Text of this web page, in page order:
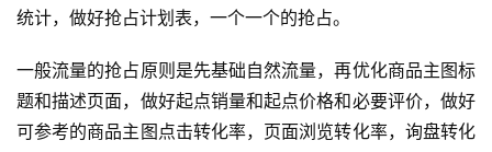
统计，做好抢占计划表，一个一个的抢占。
一般流量的抢占原则是先基础自然流量，再优化商品主图标
题和描述页面，做好起点销量和起点价格和必要评价，做好
可参考的商品主图点击转化率，页面浏览转化率，询盘转化